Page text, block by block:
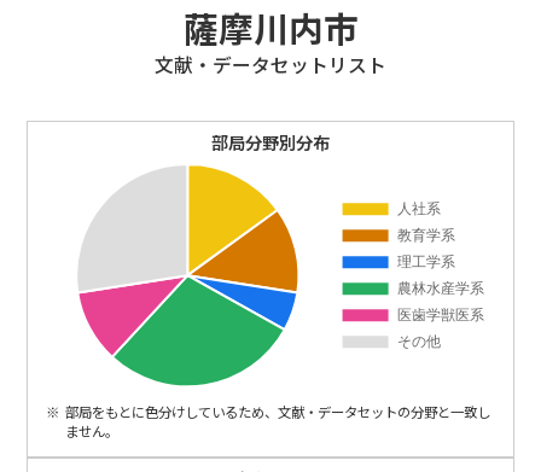
薩摩川内市
⽂献・データセットリスト
部局分野別分布
部局をもとに色分けしているため、文献・データセットの分野と一致し
ません。
NEWS
ENGLISH